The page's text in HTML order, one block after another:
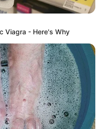
Camille Razat
Viagra - Here's Why